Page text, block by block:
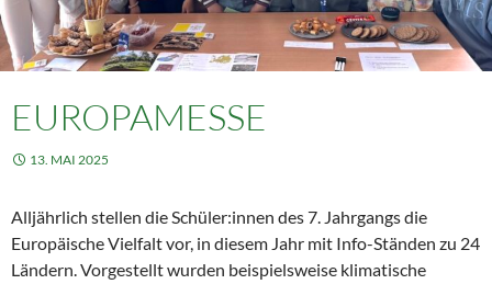
EUROPAMESSE
13. MAI 2025
Alljährlich stellen die Schüler:innen des 7. Jahrgangs die
Europäische Vielfalt vor, in diesem Jahr mit Info-Ständen zu 24
Ländern. Vorgestellt wurden beispielsweise klimatische